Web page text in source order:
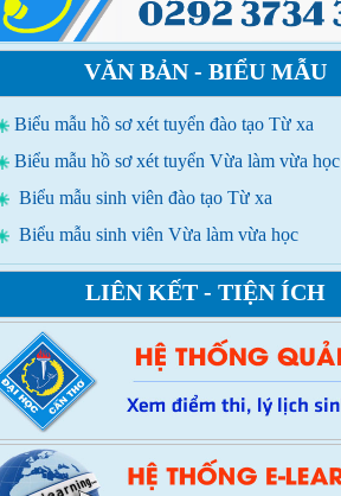
VĂN BẢN - BIỂU MẪU
Biểu mẫu hồ sơ xét tuyển đào tạo Từ xa
Biểu mẫu hồ sơ xét tuyển Vừa làm vừa học
Biểu mẫu sinh viên đào tạo Từ xa
Biểu mẫu sinh viên Vừa làm vừa học
LIÊN KẾT - TIỆN ÍCH